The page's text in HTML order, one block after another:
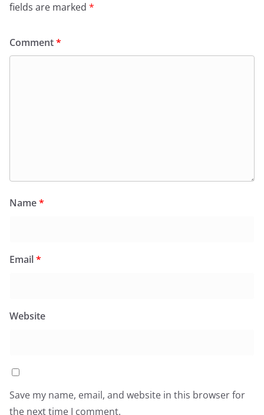
fields are marked *
Comment*
Name*
Email*
Website
Save my name, email, and website in this browser for
the next time I comment.